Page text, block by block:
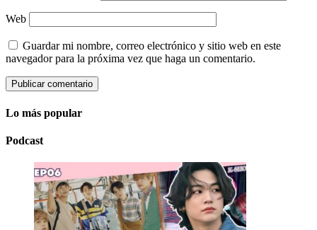
Web
Guardar mi nombre, correo electrónico y sitio web en este
navegador para la próxima vez que haga un comentario.
Lo más popular
Podcast